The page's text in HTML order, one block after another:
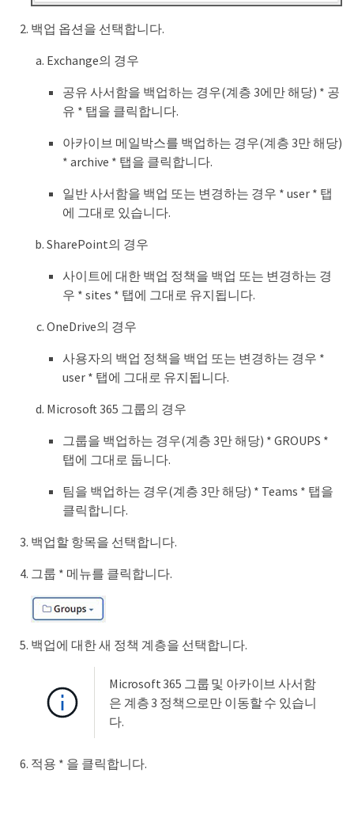
백업 옵션을 선택합니다.
Exchange의 경우
공유 사서함을 백업하는 경우(계층 3에만 해당) * 공
유 * 탭을 클릭합니다.
아카이브 메일박스를 백업하는 경우(계층 3만 해당)
* archive * 탭을 클릭합니다.
일반 사서함을 백업 또는 변경하는 경우 * user * 탭
에 그대로 있습니다.
SharePoint의 경우
사이트에 대한 백업 정책을 백업 또는 변경하는 경
우 * sites * 탭에 그대로 유지됩니다.
OneDrive의 경우
사용자의 백업 정책을 백업 또는 변경하는 경우 *
user * 탭에 그대로 유지됩니다.
Microsoft 365 그룹의 경우
그룹을 백업하는 경우(계층 3만 해당) * GROUPS *
탭에 그대로 둡니다.
팀을 백업하는 경우(계층 3만 해당) * Teams * 탭을
클릭합니다.
백업할 항목을 선택합니다.
그룹 * 메뉴를 클릭합니다.
백업에 대한 새 정책 계층을 선택합니다.
Microsoft 365 그룹 및 아카이브 사서함
은 계층 3 정책으로만 이동할 수 있습니
다.
적용 * 을 클릭합니다.